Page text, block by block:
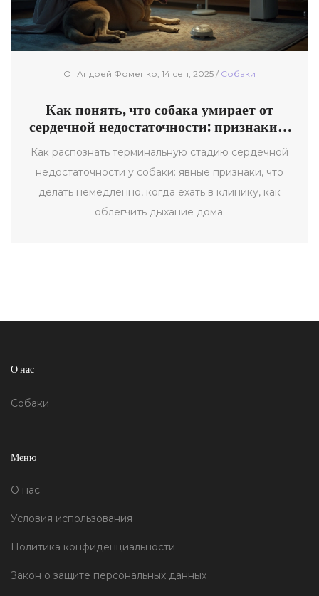
От Андрей Фоменко, 14 сен, 2025 / Собаки
Как понять, что собака умирает от
сердечной недостаточности: признаки и
Как распознать терминальную стадию сердечной
недостаточности у собаки: явные признаки, что
делать немедленно, когда ехать в клинику, как
облегчить дыхание дома.
О нас
Собаки
Меню
О нас
Условия использования
Политика конфиденциальности
Закон о защите персональных данных